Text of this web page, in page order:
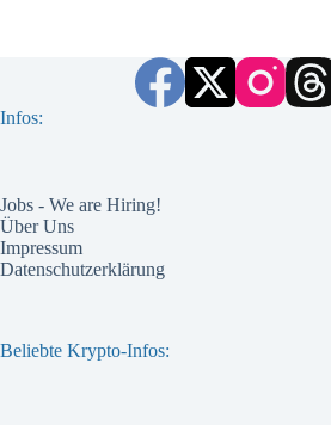
Infos:
Jobs - We are Hiring!
Über Uns
Impressum
Datenschutzerklärung
Beliebte Krypto-Infos: